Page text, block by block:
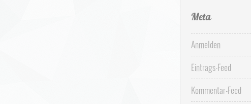
Meta
Anmelden
Eintrags-Feed
Kommentar-Feed